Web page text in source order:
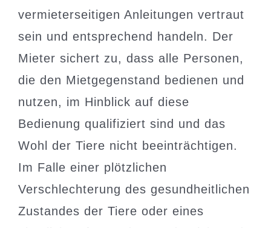
vermieterseitigen Anleitungen vertraut
sein und entsprechend handeln. Der
Mieter sichert zu, dass alle Personen,
die den Mietgegenstand bedienen und
nutzen, im Hinblick auf diese
Bedienung qualifiziert sind und das
Wohl der Tiere nicht beeinträchtigen.
Im Falle einer plötzlichen
Verschlechterung des gesundheitlichen
Zustandes der Tiere oder eines